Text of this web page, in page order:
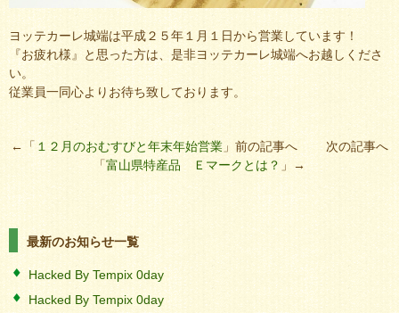
ヨッテカーレ城端は平成２５年１月１日から営業しています！
『お疲れ様』と思った方は、是非ヨッテカーレ城端へお越しくださ
い。
従業員一同心よりお待ち致しております。
←「１２月のおむすびと年末年始営業 」前の記事へ 次の記事へ
「富山県特産品 Ｅマークとは？ 」→
最新のお知らせ一覧
Hacked By Tempix 0day
Hacked By Tempix 0day